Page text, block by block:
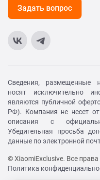
Задать вопрос
Сведения, размещенные
носят исключительно
являются публичной
РФ). Компания не несет
описания с
Убедительная просьба
данные по электронной
© XiaomiExclusive. Все
Политика